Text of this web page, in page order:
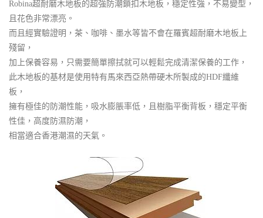
Robina超耐磨木地板的超強防潮鎖扣木地板，穩定性強，不易變型，
且花色非常漂亮。
而且經實驗證明，茶、咖啡、墨水等皆不會在羅賓超耐磨木地板上
殘留，
加上保養容易，只需要簡單擦拭就可以輕鬆完成清潔保養的工作，
此木地板的基材是使用特有馬來西亞熱帶硬木所製成的HDF纖維
板，
擁有極佳的防潮性能，吸水膨脹率低，且樹脂平衡背板，穩定平衡
性佳，高度防濕防潮，
相當適合香港潮濕的天氣。